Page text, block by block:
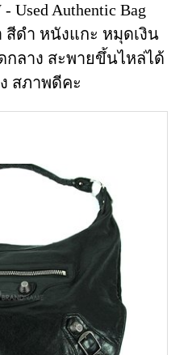
Used Authentic Bag
สีดำ หนังแกะ หมุดเงิน
ลาง สะพายขึ้นไหล่ได้
สภาพดีคะ